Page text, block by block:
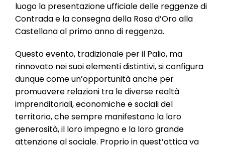
luogo la presentazione ufficiale delle reggenze di
Contrada e la consegna della Rosa d’Oro alla
Castellana al primo anno di reggenza.
Questo evento, tradizionale per il Palio, ma
rinnovato nei suoi elementi distintivi, si configura
dunque come un’opportunità anche per
promuovere relazioni tra le diverse realtà
imprenditoriali, economiche e sociali del
territorio, che sempre manifestano la loro
generosità, il loro impegno e la loro grande
attenzione al sociale. Proprio in quest’ottica va